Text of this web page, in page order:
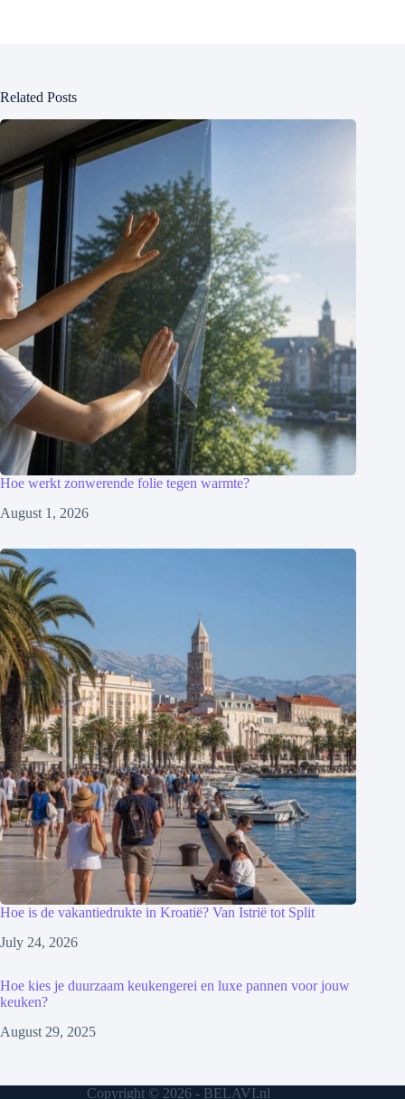
Related Posts
Hoe werkt zonwerende folie tegen warmte?
August 1, 2026
Hoe is de vakantiedrukte in Kroatië? Van Istrië tot Split
July 24, 2026
Hoe kies je duurzaam keukengerei en luxe pannen voor jouw
keuken?
August 29, 2025
Copyright © 2026 - BELAVI.nl